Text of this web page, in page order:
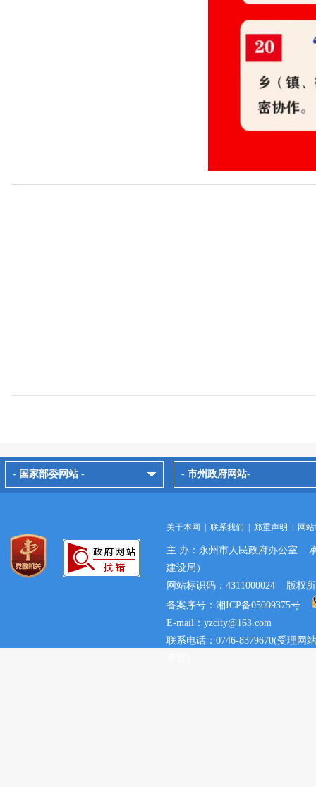
- 国家部委网站 - - 市州政府网站-
关于本网 联系我们 郑重声明 网
主 办：永州市人民政府办公室
建设局）
网站标识码：4311000024 版权
备案序号：湘ICP备05009375号
E-mail：yzcity@163.com
联系电话：0746-8379670(受理网